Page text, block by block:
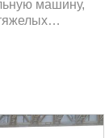
машину,
в сложных